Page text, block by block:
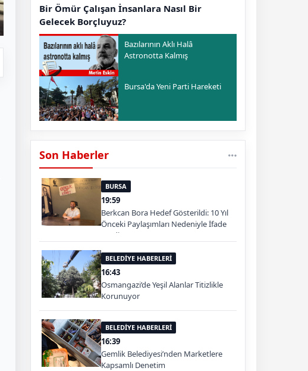
Bir Ömür Çalışan İnsanlara Nasıl Bir
Gelecek Borçluyuz?
Bazılarının Aklı Halâ
Astronotta Kalmış
Bursa'da Yeni Parti Hareketi
Son Haberler
BURSA
19:59
Berkcan Bora Hedef Gösterildi: 10 Yıl
Önceki Paylaşımları Nedeniyle İfade
Verdi
BELEDİYE HABERLERİ
16:43
Osmangazi’de Yeşil Alanlar Titizlikle
Korunuyor
BELEDİYE HABERLERİ
16:39
Gemlik Belediyesi’nden Marketlere
Kapsamlı Denetim